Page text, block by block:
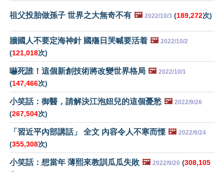
祖父投胎做孫子 世界之大無奇不有 🖼️ 2022/10/3 (189,272次)
牆國人不要定海神針 國殤日哭喊要活着 🖼️ 2022/10/2
(121,018次)
嚇死誰！這個新創技術將改變世界格局 🖼️ 2022/10/1
(147,466次)
小笑話：御醫，請解決江泡妞兒的這個憂愁 🖼️ 2022/9/26
(267,504次)
「習近平內部講話」 全文 內容令人不寒而慄 🖼️ 2022/9/24
(355,308次)
小笑話：想當年 薄熙來教訓瓜瓜失敗 🖼️ 2022/9/20 (308,105